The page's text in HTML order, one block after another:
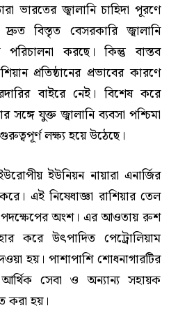
ভারতের জ্বালানি চাহিদা পূরণে
বিস্তৃত বেসরকারি জ্বালানি
পরিচালনা করছে। কিন্তু বাস্তব
প্রতিষ্ঠানের প্রভাবের কারণে
বাইরে নেই। বিশেষ করে
সঙ্গে যুক্ত জ্বালানি ব্যবসা পশ্চিমা
লক্ষ্য হয়ে উঠেছে।
ইউনিয়ন নায়ারা এনার্জির
এই নিষেধাজ্ঞা রাশিয়ার তেল
পদক্ষেপের অংশ। এর আওতায় রুশ
করে উৎপাদিত পেট্রোলিয়াম
হয়। পাশাপাশি শোধনাগারটির
সেবা ও অন্যান্য সহায়ক
করা হয়।